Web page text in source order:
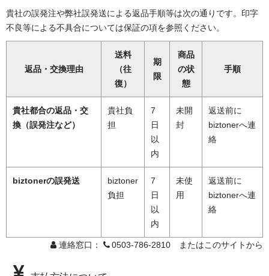
貴社の誤発注や弊社誤発送による返品手順等は次の通りです。印字
不良等による不具合については保証の項を参照ください。
返品・交換理由
送料
（往
復）
期
限
商品
の状
態
手順
貴社都合の返品・交
換（誤発注など）
貴社負
担
7
日
以
内
未開
封
返送前に
biztonerへ連
絡
biztonerの誤発送
biztoner
負担
7
日
以
内
未使
用
返送前に
biztonerへ連
絡
連絡窓口： 0503-786-2810 またはこのサイトから